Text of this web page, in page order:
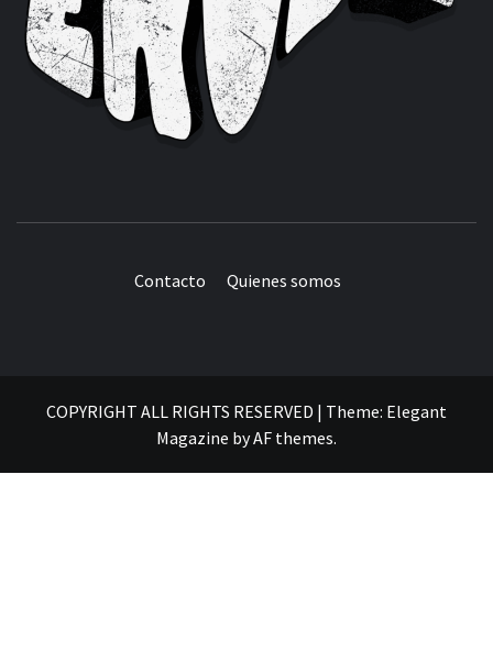
Contacto Quienes somos
COPYRIGHT ALL RIGHTS RESERVED | Theme: Elegant
Magazine byAF themes.